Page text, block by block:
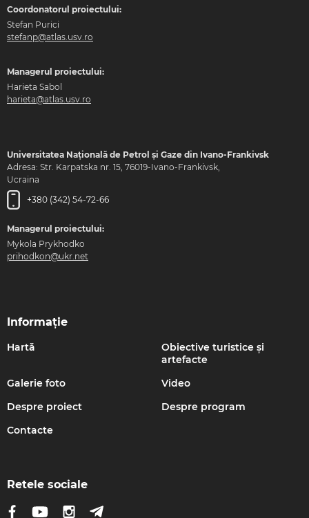
Coordonatorul proiectului:
Stefan Purici
stefanp@atlas.usv.ro
Managerul proiectului:
Harieta Sabol
harieta@atlas.usv.ro
Universitatea Națională de Petrol și Gaze din Ivano-Frankivsk
Adresa: Str. Karpatska nr. 15, 76019-Ivano-Frankivsk,
Ucraina
+380 (342) 54-72-66
Managerul proiectului:
Mykola Prykhodko
prihodkon@ukr.net
Informație
Hartă
Obiective turistice și
artefacte
Galerie foto
Video
Despre proiect
Despre program
Contacte
Retele sociale